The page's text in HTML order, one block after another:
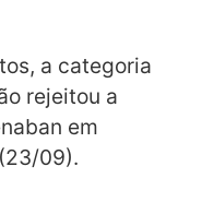
a categoria
rejeitou a
em
09).